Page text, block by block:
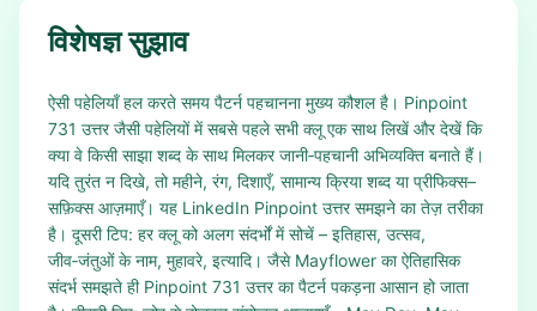
विशेषज्ञ सुझाव
ऐसी पहेलियाँ हल करते समय पैटर्न पहचानना मुख्य कौशल है। Pinpoint
731 उत्तर जैसी पहेलियों में सबसे पहले सभी क्लू एक साथ लिखें और देखें कि
क्या वे किसी साझा शब्द के साथ मिलकर जानी‑पहचानी अभिव्यक्ति बनाते हैं।
यदि तुरंत न दिखे, तो महीने, रंग, दिशाएँ, सामान्य क्रिया शब्द या प्रीफिक्स–
सफ़िक्स आज़माएँ। यह LinkedIn Pinpoint उत्तर समझने का तेज़ तरीका
है। दूसरी टिप: हर क्लू को अलग संदर्भों में सोचें – इतिहास, उत्सव,
जीव‑जंतुओं के नाम, मुहावरे, इत्यादि। जैसे Mayflower का ऐतिहासिक
संदर्भ समझते ही Pinpoint 731 उत्तर का पैटर्न पकड़ना आसान हो जाता